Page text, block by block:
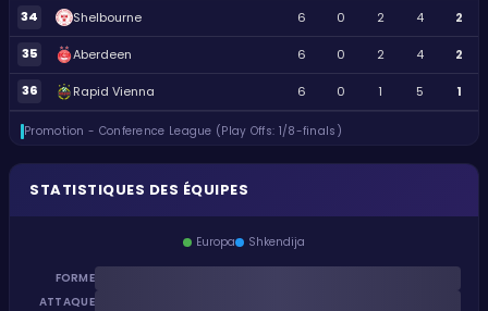
34 Shelbourne 6 0 2 4 2
35 Aberdeen 6 0 2 4 2
36 Rapid Vienna 6 0 1 5 1
Promotion - Conference League (Play Offs: 1/8-finals)
STATISTIQUES DES ÉQUIPES
Europa Shkendija
FORME
ATTAQUE